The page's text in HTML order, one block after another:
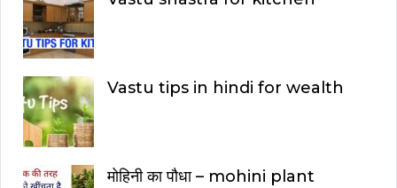
Vastu tips in hindi for wealth
मोहिनी का पौधा – mohini plant